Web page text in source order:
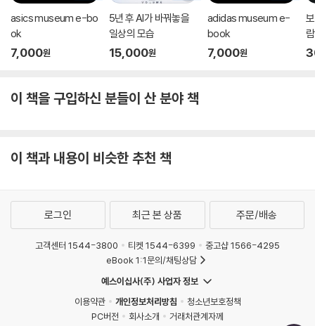
asics museum e-bo
ok
7,000원
5년 후 AI가 바꿔놓을
일상의 모습
15,000원
adidas museum e-
book
7,000원
람
이 책을 구입하신 분들이 산 분야 책
이 책과 내용이 비슷한 추천 책
로그인 최근 본 상품 주문/배송
고객센터 1544-3800 티켓 1544-6399
중고샵 1566-4295
eBook 1:1문의/채팅상담
예스이십사(주) 사업자 정보
이용약관
개인정보처리방침
청소년보호정책
PC버전
회사소개
거래처관계자께